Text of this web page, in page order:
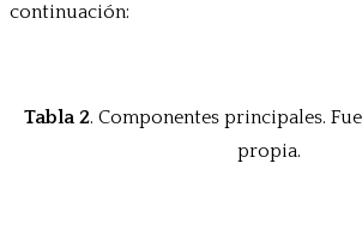
continuación:
Tabla 2. Componentes principales.
propia.